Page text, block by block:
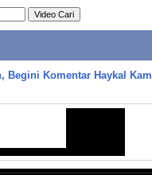
Begini Komentar Haykal Kam